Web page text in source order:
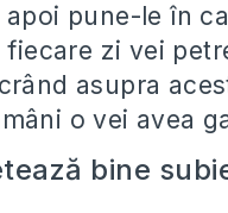
pune-le în
fiecare zi vei
asupra
o vei avea
bine